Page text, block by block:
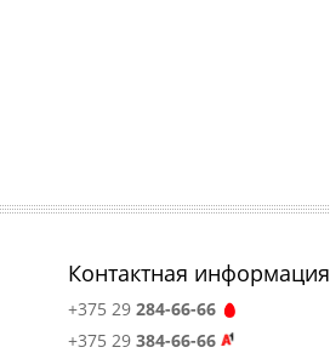
Контактная информация
+375 29 284-66-66
+375 29 384-66-66